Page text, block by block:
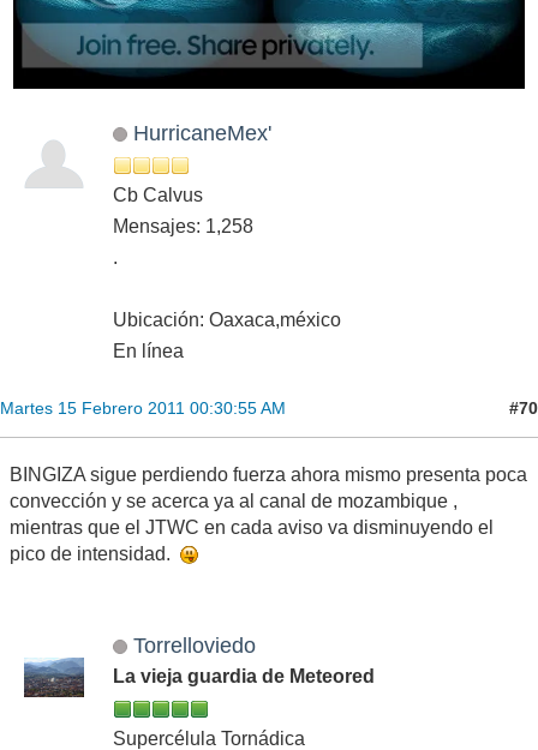
HurricaneMex'
Cb Calvus
Mensajes: 1,258
.
Ubicación: Oaxaca,méxico
En línea
Martes 15 Febrero 2011 00:30:55 AM #70
BINGIZA sigue perdiendo fuerza ahora mismo presenta poca
convección y se acerca ya al canal de mozambique ,
mientras que el JTWC en cada aviso va disminuyendo el
pico de intensidad.
Torrelloviedo
La vieja guardia de Meteored
Supercélula Tornádica